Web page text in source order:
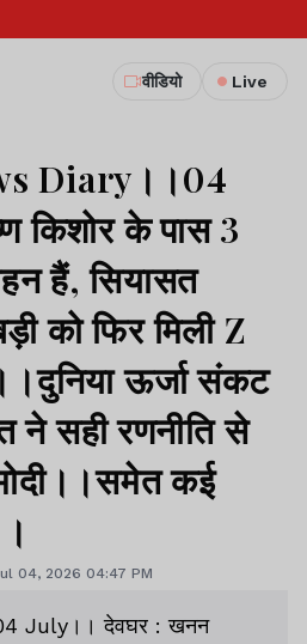
वीडियो Live
Diary।।04
किशोर के पास 3
हैं, सियासत
को फिर मिली Z
ऊर्जा संकट
ने सही रणनीति से
कई
04, 2026 04:47 PM
July।। देवघर : खनन